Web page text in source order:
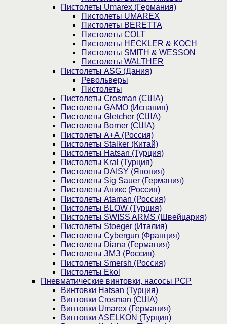
Пистолеты Umarex (Германия)
Пистолеты UMAREX
Пистолеты BERETTA
Пистолеты COLT
Пистолеты HECKLER & KOCH
Пистолеты SMITH & WESSON
Пистолеты WALTHER
Пистолеты ASG (Дания)
Револьверы
Пистолеты
Пистолеты Crosman (США)
Пистолеты GAMO (Испания)
Пистолеты Gletcher (США)
Пистолеты Borner (США)
Пистолеты А+А (Россия)
Пистолеты Stalker (Китай)
Пистолеты Hatsan (Турция)
Пистолеты Kral (Турция)
Пистолеты DAISY (Япония)
Пистолеты Sig Sauer (Германия)
Пистолеты Аникс (Россия)
Пистолеты Ataman (Россия)
Пистолеты BLOW (Турция)
Пистолеты SWISS ARMS (Швейцария)
Пистолеты Stoeger (Италия)
Пистолеты Cybergun (Франция)
Пистолеты Diana (Германия)
Пистолеты ЗМЗ (Россия)
Пистолеты Smersh (Россия)
Пистолеты Ekol
Пневматические винтовки, насосы PCP
Винтовки Hatsan (Турция)
Винтовки Crosman (США)
Винтовки Umarex (Германия)
Винтовки ASELKON (Турция)